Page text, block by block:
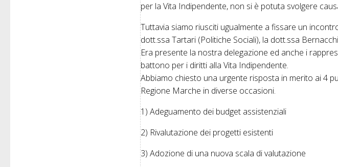
per la Vita Indipendente, non si è potuta svolgere
Tuttavia siamo riusciti ugualmente a fissare un
dott.ssa Tartari (Politiche Sociali), la dott.ssa
Era presente la nostra delegazione ed anche i
battono per i diritti alla Vita Indipendente.
Abbiamo chiesto una urgente risposta in merito ai 4
Regione Marche in diverse occasioni.
1) Adeguamento dei budget assistenziali
2) Rivalutazione dei progetti esistenti
3) Adozione di una nuova scala di valutazione